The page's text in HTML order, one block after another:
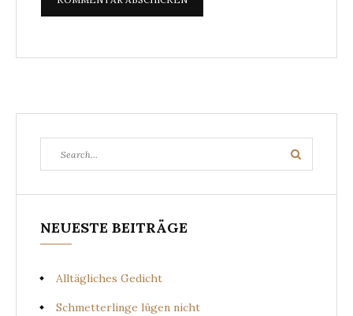
for:
Search
NEUESTE BEITRÄGE
Alltägliches Gedicht
Schmetterlinge lügen nicht